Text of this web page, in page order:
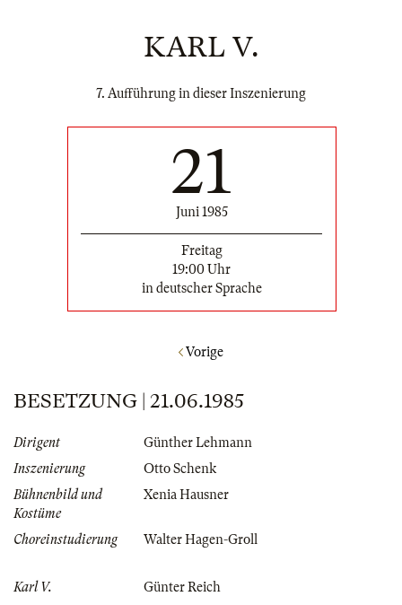
KARL V.
7. Aufführung in dieser Inszenierung
21
Juni 1985
Freitag
19:00 Uhr
in deutscher Sprache
Vorige
BESETZUNG | 21.06.1985
Dirigent
Günther Lehmann
Inszenierung
Otto Schenk
Bühnenbild und
Kostüme
Xenia Hausner
Choreinstudierung Walter Hagen-Groll
Karl V.
Günter Reich